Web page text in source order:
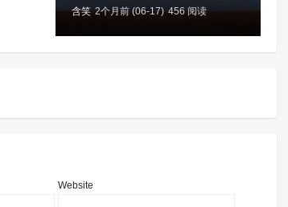
含笑 2个月前 (06-17) 456 阅读
Website